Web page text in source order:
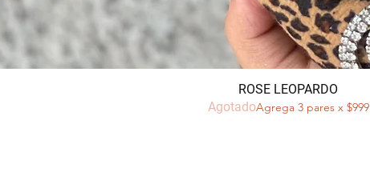
Vista rápida
ROSE LEOPARDO
AgotadoAgrega 3 pares x $999